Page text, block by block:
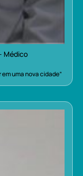
Médico
uma nova cidade”